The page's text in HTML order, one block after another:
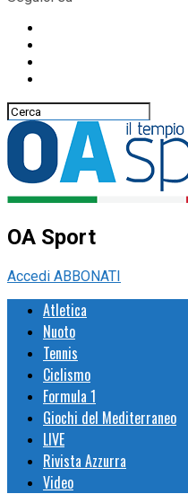
OA Sport
Accedi ABBONATI
Atletica
Nuoto
Tennis
Ciclismo
Formula 1
Giochi del Mediterraneo
LIVE
Rivista Azzurra
Video